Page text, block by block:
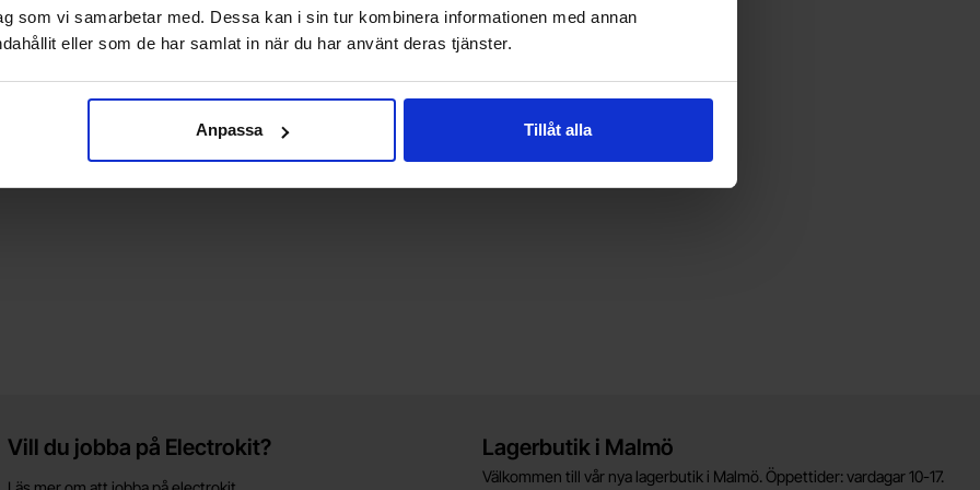
som vi samarbetar med. Dessa kan i sin tur kombinera informationen med annan
eller som de har samlat in när du har använt deras tjänster.
Anpassa Tillåt alla
Vill du jobba på Electrokit? Lagerbutik i Malmö
Välkommen till vår nya lagerbutik i Malmö. Öppettider: vardagar 10-17.